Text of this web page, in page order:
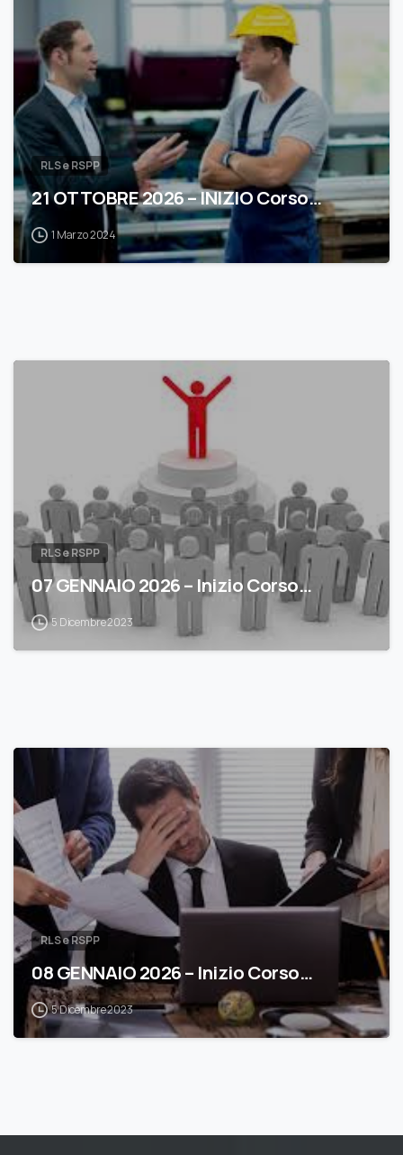
RLS e RSPP
21 OTTOBRE 2026 – INIZIO Corso…
1 Marzo 2024
RLS e RSPP
07 GENNAIO 2026 – Inizio Corso…
5 Dicembre 2023
RLS e RSPP
08 GENNAIO 2026 – Inizio Corso…
5 Dicembre 2023